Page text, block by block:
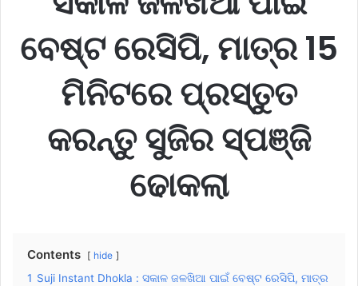
ବେଷ୍ଟ ରେସିପି, ମାତ୍ର 15
ମିନିଟରେ ପ୍ରସ୍ତୁତ
କରନ୍ତୁ ସୁଜିର ସ୍ପଞ୍ଜି
ଢୋକଲା
Contents hide
1 Suji Instant Dhokla : ସକାଳ ଜଳଖିଆ ପାଇଁ ବେଷ୍ଟ ରେସିପି, ମାତ୍ର